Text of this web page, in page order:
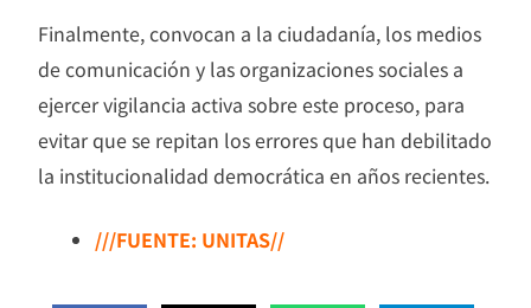
Finalmente, convocan a la ciudadanía, los medios
de comunicación y las organizaciones sociales a
ejercer vigilancia activa sobre este proceso, para
evitar que se repitan los errores que han debilitado
la institucionalidad democrática en años recientes.
///FUENTE: UNITAS//